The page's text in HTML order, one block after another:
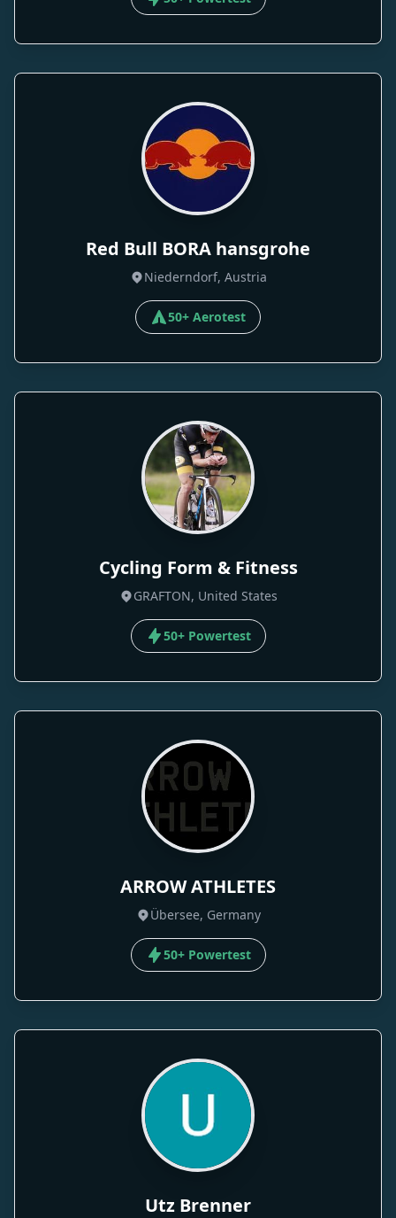
Red Bull BORA hansgrohe
Niederndorf, Austria
50+ Aerotest
Cycling Form & Fitness
GRAFTON, United States
50+ Powertest
ARROW ATHLETES
Übersee, Germany
50+ Powertest
Utz Brenner